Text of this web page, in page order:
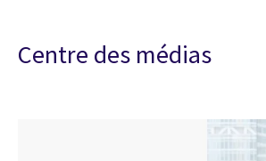
Centre des médias